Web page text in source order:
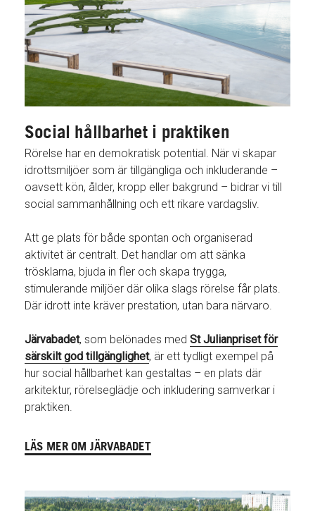
Social hållbarhet i praktiken
Rörelse har en demokratisk potential. När vi skapar
idrottsmiljöer som är tillgängliga och inkluderande –
oavsett kön, ålder, kropp eller bakgrund – bidrar vi till
social sammanhållning och ett rikare vardagsliv.
Att ge plats för både spontan och organiserad
aktivitet är centralt. Det handlar om att sänka
trösklarna, bjuda in fler och skapa trygga,
stimulerande miljöer där olika slags rörelse får plats.
Där idrott inte kräver prestation, utan bara närvaro.
Järvabadet, som belönades med St Julianpriset för
särskilt god tillgänglighet, är ett tydligt exempel på
hur social hållbarhet kan gestaltas – en plats där
arkitektur, rörelseglädje och inkludering samverkar i
praktiken.
LÄS MER OM JÄRVABADET